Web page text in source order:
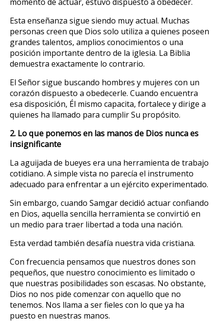
Esta enseñanza sigue siendo muy actual. Muchas
personas creen que Dios solo utiliza a quienes poseen
grandes talentos, amplios conocimientos o una
posición importante dentro de la iglesia. La Biblia
demuestra exactamente lo contrario.
El Señor sigue buscando hombres y mujeres con un
corazón dispuesto a obedecerle. Cuando encuentra
esa disposición, Él mismo capacita, fortalece y dirige a
quienes ha llamado para cumplir Su propósito.
2. Lo que ponemos en las manos de Dios nunca es
insignificante
La aguijada de bueyes era una herramienta de trabajo
cotidiano. A simple vista no parecía el instrumento
adecuado para enfrentar a un ejército experimentado.
Sin embargo, cuando Samgar decidió actuar confiando
en Dios, aquella sencilla herramienta se convirtió en
un medio para traer libertad a toda una nación.
Esta verdad también desafía nuestra vida cristiana.
Con frecuencia pensamos que nuestros dones son
pequeños, que nuestro conocimiento es limitado o
que nuestras posibilidades son escasas. No obstante,
Dios no nos pide comenzar con aquello que no
tenemos. Nos llama a ser fieles con lo que ya ha
puesto en nuestras manos.